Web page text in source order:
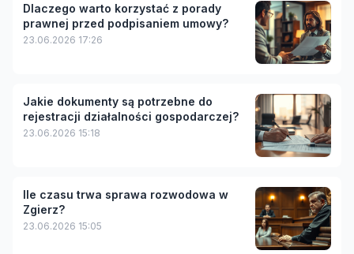
Dlaczego warto korzystać z porady
prawnej przed podpisaniem umowy?
23.06.2026 17:26
Jakie dokumenty są potrzebne do
rejestracji działalności gospodarczej?
23.06.2026 15:18
Ile czasu trwa sprawa rozwodowa w
Zgierz?
23.06.2026 15:05